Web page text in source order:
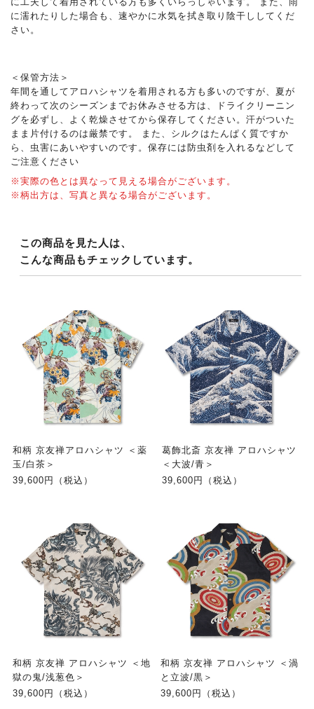
に濡れたりした場合も、速やかに水気を拭き取り陰干ししてくだ
さい。
＜保管方法＞
年間を通してアロハシャツを着用される方も多いのですが、夏が
終わって次のシーズンまでお休みさせる方は、ドライクリーニン
グを必ずし、よく乾燥させてから保存してください。汗がついた
まま片付けるのは厳禁です。 また、シルクはたんぱく質ですか
ら、虫害にあいやすいのです。保存には防虫剤を入れるなどして
ご注意ください
※実際の色とは異なって見える場合がございます。
※柄出方は、写真と異なる場合がございます。
この商品を見た人は、
こんな商品もチェックしています。
和柄 京友禅アロハシャツ ＜薬
玉/白茶＞
39,600円（税込）
葛飾北斎 京友禅 アロハシャツ
＜大波/青＞
39,600円（税込）
和柄 京友禅 アロハシャツ ＜地
獄の鬼/浅葱色＞
39,600円（税込）
和柄 京友禅 アロハシャツ ＜渦
と立波/黒＞
39,600円（税込）